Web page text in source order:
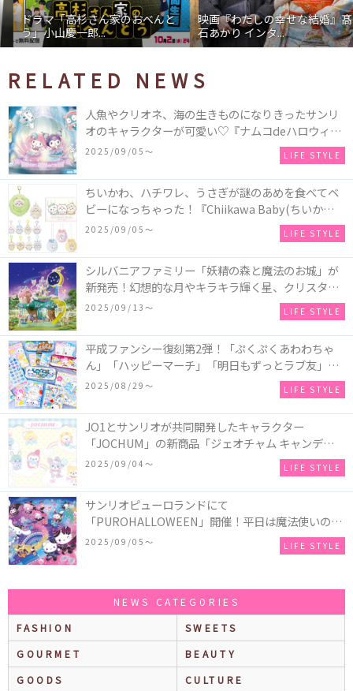
ドラマ「高杉さん家のおべんと
う」小山慶一郎...
映画『わたしの幸せな結婚』髙
石あかり インタ...
RELATED NEWS
人魚やクリオネ、海の生きものになりきったサンリ
オのキャラクターが可愛い♡『ナムコdeハロウィン
2025～マーメイドファンタジー～』全国のアミュー
ズメント施設「ナムコ」「ナムコオンラインクレー
ン」で開催！
2025/09/05〜 LIFE STYLE
ちいかわ、ハチワレ、うさぎが謎のあめを食べてベ
ビーになっちゃった！『Chiikawa Baby(ちいかわベ
ビー)』の催事を全国14か所で開催！
2025/09/05〜 LIFE STYLE
シルバニアファミリー「妖精の森と魔法のお城」が
新発売！幻想的な月やキラキラ輝く星、クリスタル
などの装飾がお城を彩る♡
2025/09/13〜 LIFE STYLE
平成ファンシー復刻第2弾！「ぷくぷくあわわちゃ
ん」「ハッピーマーチ」「明日もずっとラブ友」な
どの「カンペンケース」や「遊べるメモ帳」が発売
2025/08/29〜 LIFE STYLE
JO1とサンリオが共同開発したキャラクター
「JOCHUM」の新商品「ジェオチャム キャンディデ
ザインシリーズ」が発売！一部店舗限定で特別装飾
2025/09/04〜 LIFE STYLE
サンリオピューロランドにて
「PUROHALLOWEEN」開催！平日は魔法使いのコ
スチュームを着たキャラクターとの撮影会、土日祝
日は国内トップマジシャンによるイリュージョンシ
2025/09/05〜 LIFE STYLE
NEWS CATEGORIES
FASHION
SWEETS
GOURMET
BEAUTY
GOODS
CULTURE